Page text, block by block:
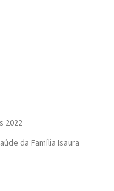
2022
da Família Isaura